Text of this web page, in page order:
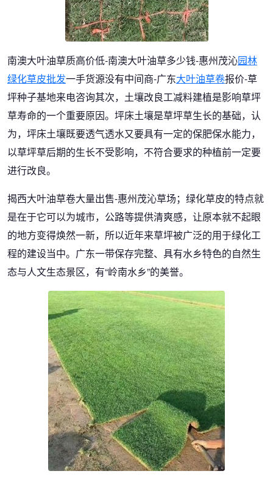
南澳大叶油草质高价低-南澳大叶油草多少钱-惠州茂沁园林
绿化草皮批发一手货源没有中间商-广东大叶油草卷报价-草
坪种子基地来电咨询其次，土壤改良工减料建植是影响草坪
草寿命的一个重要原因。坪床土壤是草坪草生长的基础，认
为，坪床土壤既要透气透水又要具有一定的保肥保水能力，
以草坪草后期的生长不受影响，不符合要求的种植前一定要
进行改良。
揭西大叶油草卷大量出售-惠州茂沁草场；绿化草皮的特点就
是在于它可以为城市，公路等提供清爽感，让原本就不起眼
的地方变得焕然一新，所以近年来草坪被广泛的用于绿化工
程的建设当中。广东一带保存完整、具有水乡特色的自然生
态与人文生态景区，有“岭南水乡”的美誉。